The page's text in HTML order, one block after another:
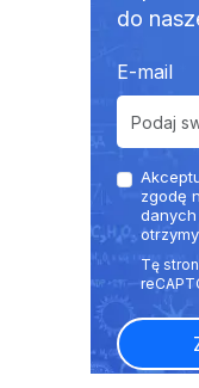
do
E-mail
zgodę